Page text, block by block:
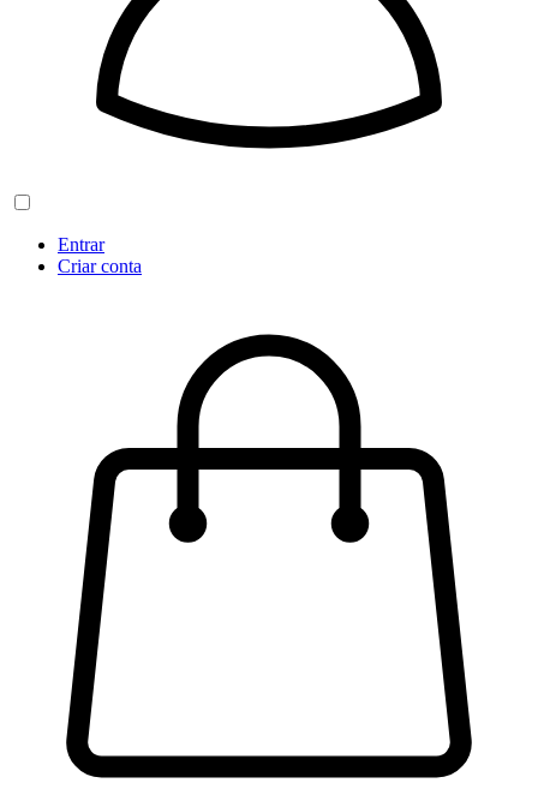
Entrar
Criar conta